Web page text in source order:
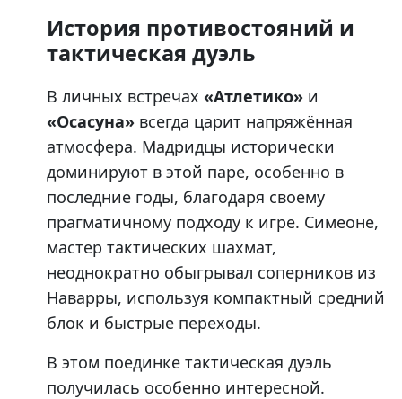
История противостояний и
тактическая дуэль
В личных встречах «Атлетико» и
«Осасуна» всегда царит напряжённая
атмосфера. Мадридцы исторически
доминируют в этой паре, особенно в
последние годы, благодаря своему
прагматичному подходу к игре. Симеоне,
мастер тактических шахмат,
неоднократно обыгрывал соперников из
Наварры, используя компактный средний
блок и быстрые переходы.
В этом поединке тактическая дуэль
получилась особенно интересной.